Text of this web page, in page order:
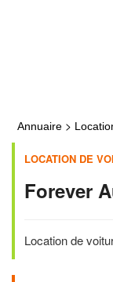
Annuaire >
LOCATION DE
Forever
Location de